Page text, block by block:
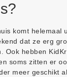
komt helemaal
dat ze erg
Ook hebben
soms zitten er
meer geschikt